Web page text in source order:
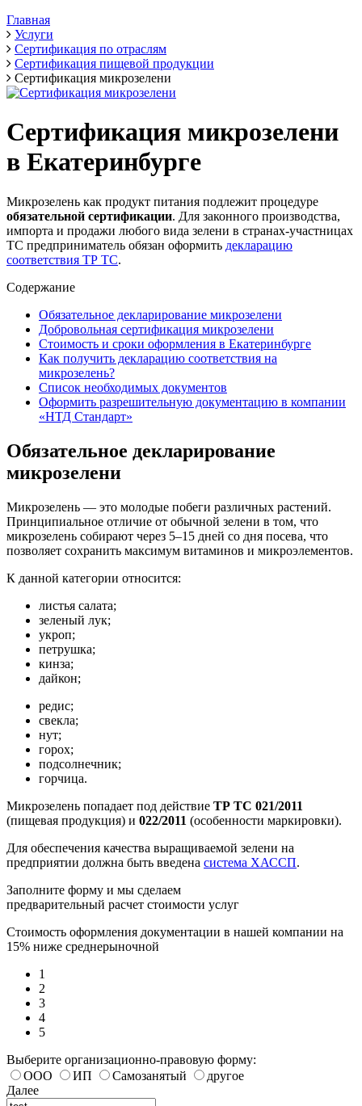
Главная
Услуги
Сертификация по отраслям
Сертификация пищевой продукции
Сертификация микрозелени
Сертификация микрозелени
в Екатеринбурге
Микрозелень как продукт питания подлежит процедуре
обязательной сертификации. Для законного производства,
импорта и продажи любого вида зелени в странах-участницах
ТС предприниматель обязан оформить декларацию
соответствия ТР ТС.
Содержание
Обязательное декларирование микрозелени
Добровольная сертификация микрозелени
Стоимость и сроки оформления в Екатеринбурге
Как получить декларацию соответствия на
микрозелень?
Список необходимых документов
Оформить разрешительную документацию в компании
«НТД Стандарт»
Обязательное декларирование
микрозелени
Микрозелень — это молодые побеги различных растений.
Принципиальное отличие от обычной зелени в том, что
микрозелень собирают через 5–15 дней со дня посева, что
позволяет сохранить максимум витаминов и микроэлементов.
К данной категории относится:
листья салата;
зеленый лук;
укроп;
петрушка;
кинза;
дайкон;
редис;
свекла;
нут;
горох;
подсолнечник;
горчица.
Микрозелень попадает под действие ТР ТС 021/2011
(пищевая продукция) и 022/2011 (особенности маркировки).
Для обеспечения качества выращиваемой зелени на
предприятии должна быть введена система ХАССП.
Заполните форму и мы сделаем
предварительный расчет стоимости услуг
Стоимость оформления документации в нашей компании на
15% ниже среднерыночной
1
2
3
4
5
Выберите организационно-правовую форму:
ООО
ИП Самозанятый
другое
Далее